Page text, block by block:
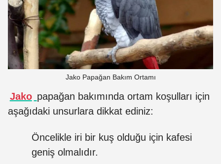
Jako Papağan Bakım Ortamı
Jako papağan bakımında ortam koşulları için
aşağıdaki unsurlara dikkat ediniz:
Öncelikle iri bir kuş olduğu için kafesi
geniş olmalıdır.